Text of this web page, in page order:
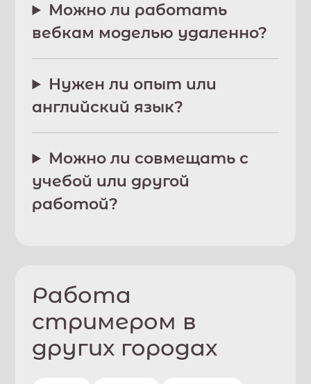
Можно ли работать
вебкам моделью удаленно?
Нужен ли опыт или
английский язык?
Можно ли совмещать с
учебой или другой
работой?
Работа
стримером в
других городах